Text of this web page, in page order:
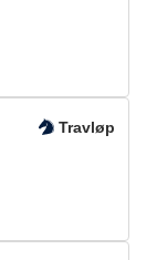
Travløp